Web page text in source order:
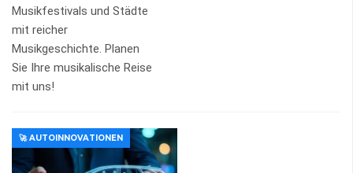
Musikfestivals und Städte
mit reicher
Musikgeschichte. Planen
Sie Ihre musikalische Reise
mit uns!
🚀 AUTOINNOVATIONEN